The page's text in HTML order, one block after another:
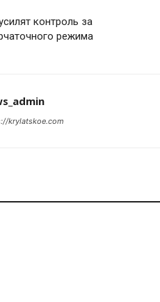
контроль за
режима
krylatskoe.com